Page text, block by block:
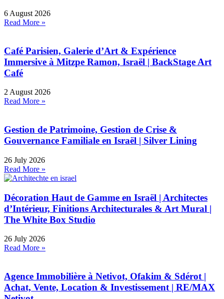
6 August 2026
Read More »
Café Parisien, Galerie d’Art & Expérience
Immersive à Mitzpe Ramon, Israël | BackStage Art
Café
2 August 2026
Read More »
Gestion de Patrimoine, Gestion de Crise &
Gouvernance Familiale en Israël | Silver Lining
26 July 2026
Read More »
Décoration Haut de Gamme en Israël | Architectes
d’Intérieur, Finitions Architecturales & Art Mural |
The White Box Studio
26 July 2026
Read More »
Agence Immobilière à Netivot, Ofakim & Sdérot |
Achat, Vente, Location & Investissement | RE/MAX